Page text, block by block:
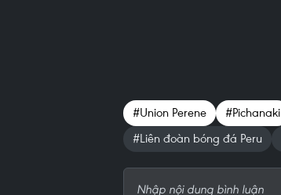
#Union Perene #Pichanaki
#Liên đoàn bóng đá Peru